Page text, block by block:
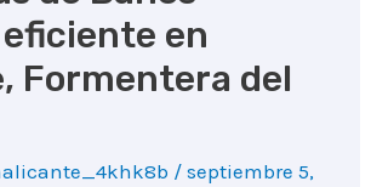
en
Formentera del
/septiembre 5,